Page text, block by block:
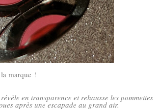
marque !
en transparence et rehausse les pommettes
après une escapade au grand air.